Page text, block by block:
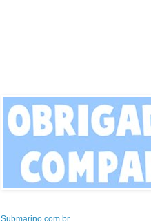
Submarino.com.br